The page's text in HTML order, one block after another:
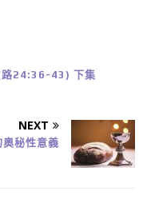
路24:36-43) 下集
NEXT
秘性意義